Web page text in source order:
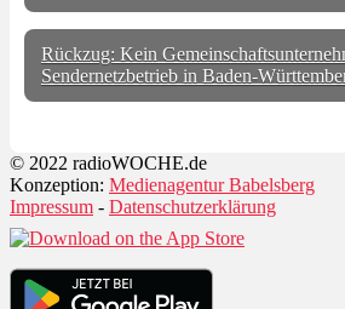
Rückzug: Kein
Sendernetzbetrieb in Baden-
© 2022 radioWOCHE.de
Konzeption: Medienagentur Babelsberg
Impressum - Datenschutzerklärung